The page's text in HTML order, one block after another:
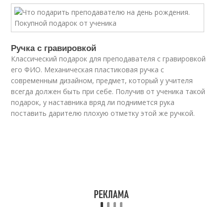
Ручка с гравировкой
Классический подарок для преподавателя с гравировкой
его ФИО. Механическая пластиковая ручка с
современным дизайном, предмет, который у учителя
всегда должен быть при себе. Получив от ученика такой
подарок, у наставника вряд ли поднимется рука
поставить дарителю плохую отметку этой же ручкой.